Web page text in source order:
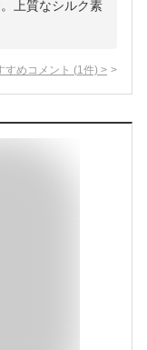
上質なシルク素
すめコメント (1 件) >